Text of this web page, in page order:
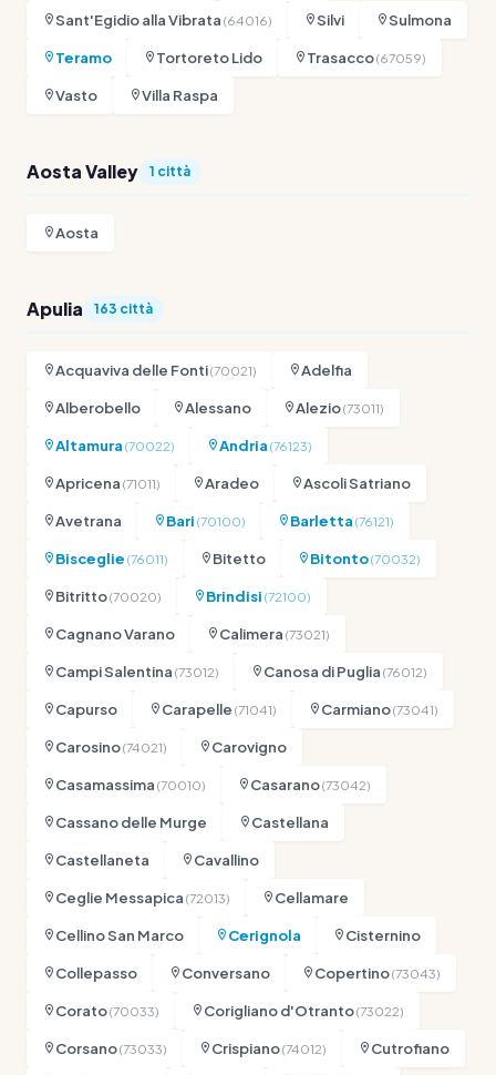
Sant'Egidio alla Vibrata (64016) Silvi
Sulmona
Teramo
Tortoreto Lido Trasacco(67059)
Vasto Villa Raspa
Aosta Valley 1 città
Aosta
Apulia 163 città
Acquaviva delle Fonti(70021)
Adelfia
Alberobello
Alessano Alezio(73011)
Altamura (70022) Andria (76123)
Apricena (71011) Aradeo
Ascoli Satriano
Avetrana
Bari (70100) Barletta (76121)
Bisceglie (76011) Bitetto Bitonto(70032)
Bitritto(70020) Brindisi (72100)
Cagnano Varano Calimera (73021)
Campi Salentina (73012) Canosa di Puglia (76012)
Capurso Carapelle (71041) Carmiano(73041)
Carosino(74021)
Carovigno
Casamassima (70010) Casarano(73042)
Cassano delle Murge
Castellana
Castellaneta
Cavallino
Ceglie Messapica (72013)
Cellamare
Cellino San Marco
Cerignola
Cisternino
Collepasso
Conversano Copertino(73043)
Corato(70033) Corigliano d'Otranto(73022)
Corsano(73033) Crispiano(74012)
Cutrofiano